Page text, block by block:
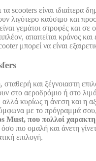
scooters είναι ιδιαίτερα
λιγότερο καύσιμο και
γεμάτοι στροφές και
απαιτείται κράνος
μπορεί να είναι
σταθερή και ξέγνοιαστη
στο αεροδρόμιο ή στο
αλλά κυρίως η άνεση και η
με το πρόγραμμά σου,
Must, που πολλοί
πιο ομαλή και άνετη
επιλογή.